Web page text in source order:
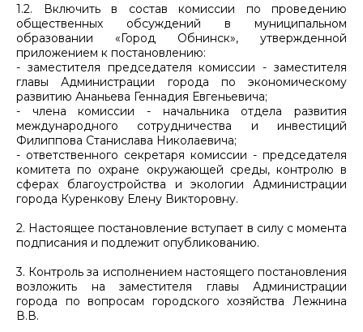
1.2. Включить в состав комиссии по проведению
общественных обсуждений в муниципальном
образовании «Город Обнинск», утвержденной
приложением к постановлению:
- заместителя председателя комиссии - заместителя
главы Администрации города по экономическому
развитию Ананьева Геннадия Евгеньевича;
- члена комиссии - начальника отдела развития
международного сотрудничества и инвестиций
Филиппова Станислава Николаевича;
- ответственного секретаря комиссии - председателя
комитета по охране окружающей среды, контролю в
сферах благоустройства и экологии Администрации
города Куренкову Елену Викторовну.
2. Настоящее постановление вступает в силу с момента
подписания и подлежит опубликованию.
3. Контроль за исполнением настоящего постановления
возложить на заместителя главы Администрации
города по вопросам городского хозяйства Лежнина
В.В.